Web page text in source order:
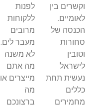
וקשרים בין
לאומיים.
הכנסה של
סחורות
וטובין
לישראל
נעשית תחת
כללים
מחמירים
לפנות
ללקוחות
מרובים
מעבר לים.
לא משנה
מה אתם
מייצרים או
מה
ברצונכם